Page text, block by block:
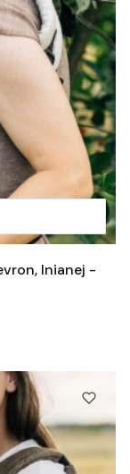
lnianej -